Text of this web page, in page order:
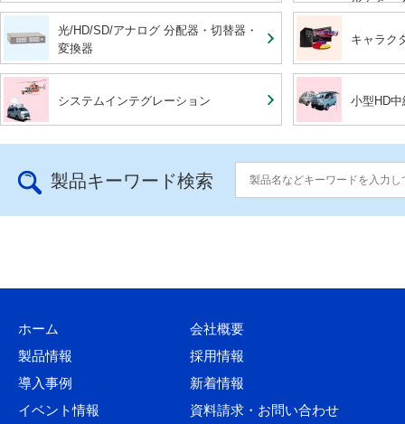
光/HD/SD/アナログ 分配器・切替器・
変換器
キャラク
システムインテグレーション 小型HD
製品キーワード検索
ホーム
製品情報
導入事例
イベント情報
会社概要
採用情報
新着情報
資料請求・お問い合わせ